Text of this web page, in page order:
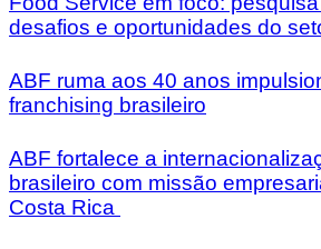
desafios e oportunidades do
ABF ruma aos 40 anos
franchising brasileiro
ABF fortalece a
brasileiro com missão
Costa Rica